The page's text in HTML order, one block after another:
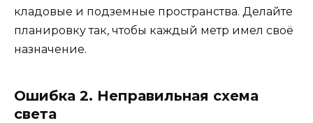
кладовые и подземные пространства. Делайте
планировку так, чтобы каждый метр имел своё
назначение.
Ошибка 2. Неправильная схема
света